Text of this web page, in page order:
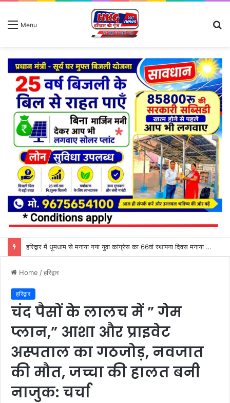
Menu
लगातार जारी है उछाली आश्रम का कांवड़ सेवा शिविर
Home /हरिद्वार
हरिद्वार
चंद पैसों के लालच में ” गेम
प्लान,” आशा और प्राइवेट
अस्पताल का गठजोड़, नवजात
की मौत, जच्चा की हालत बनी
नाजुक: चर्चा